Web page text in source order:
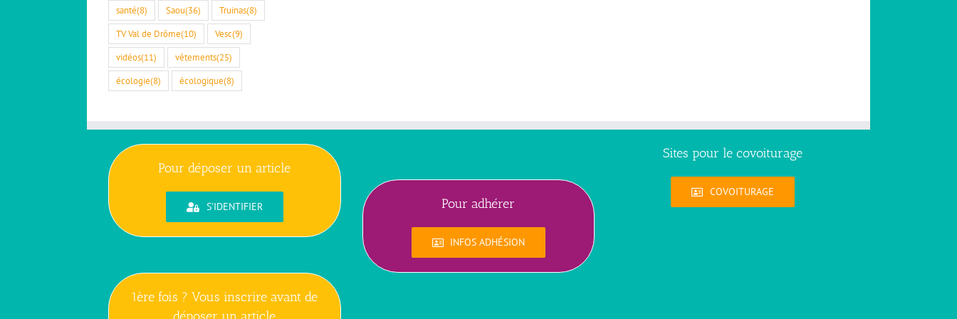
santé(8) Saou(36) Truinas(8)
TV Val de Drôme(10) Vesc(9)
vidéos(11) vêtements(25)
écologie(8) écologique(8)
Pour déposer un article
S'IDENTIFIER
1ère fois ? Vous inscrire avant de
Pour adhérer
INFOS ADHÉSION
Sites pour le covoiturage
COVOITURAGE